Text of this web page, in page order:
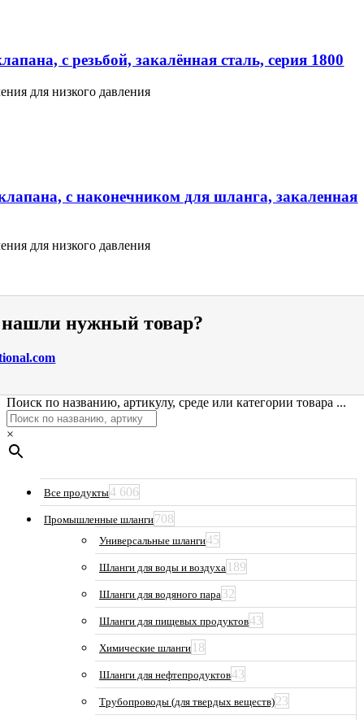
с резьбой, закалённая сталь, серия 1800
для низкого давления
с наконечником для шланга, закаленная
для низкого давления
нужный товар?
Поиск по названию, артикулу, среде или категории товара ...
×
Все продукты4 606
Промышленные шланги708
Универсальные шланги45
Шланги для воды и воздуха 189
Шланги для водяного пара32
Шланги для пищевых продуктов43
Химические шланги 18
Шланги для нефтепродуктов43
Трубопроводы (для твердых веществ)23